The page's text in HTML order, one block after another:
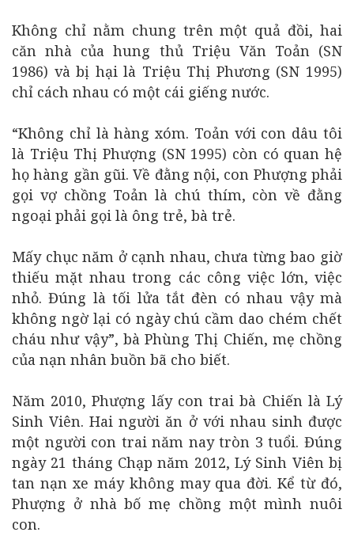
Không chỉ nằm chung trên một quả đồi, hai
căn nhà của hung thủ Triệu Văn Toản (SN
1986) và bị hại là Triệu Thị Phương (SN 1995)
chỉ cách nhau có một cái giếng nước.
“Không chỉ là hàng xóm. Toản với con dâu tôi
là Triệu Thị Phượng (SN 1995) còn có quan hệ
họ hàng gần gũi. Về đằng nội, con Phượng phải
gọi vợ chồng Toản là chú thím, còn về đằng
ngoại phải gọi là ông trẻ, bà trẻ.
Mấy chục năm ở cạnh nhau, chưa từng bao giờ
thiếu mặt nhau trong các công việc lớn, việc
nhỏ. Đúng là tối lửa tắt đèn có nhau vậy mà
không ngờ lại có ngày chú cầm dao chém chết
cháu như vậy”, bà Phùng Thị Chiến, mẹ chồng
của nạn nhân buồn bã cho biết.
Năm 2010, Phượng lấy con trai bà Chiến là Lý
Sinh Viên. Hai người ăn ở với nhau sinh được
một người con trai năm nay tròn 3 tuổi. Đúng
ngày 21 tháng Chạp năm 2012, Lý Sinh Viên bị
tan nạn xe máy không may qua đời. Kể từ đó,
Phượng ở nhà bố mẹ chồng một mình nuôi
con.